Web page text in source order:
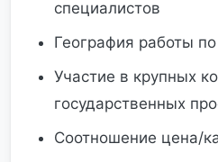
специалистов
География работы
Участие в крупных
государственных
Соотношение цена/